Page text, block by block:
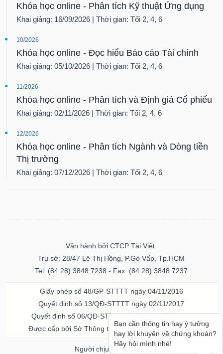
Khóa học online - Phân tích Kỹ thuật Ứng dụng
Khai giảng: 16/09/2026 | Thời gian: Tối 2, 4, 6
10/2026
Khóa học online - Đọc hiểu Báo cáo Tài chính
Khai giảng: 05/10/2026 | Thời gian: Tối 2, 4, 6
11/2026
Khóa học online - Phân tích và Định giá Cổ phiếu
Khai giảng: 02/11/2026 | Thời gian: Tối 2, 4, 6
12/2026
Khóa học online - Phân tích Ngành và Dòng tiền
Thị trường
Khai giảng: 07/12/2026 | Thời gian: Tối 2, 4, 6
Vận hành bởi CTCP Tài Việt.
Trụ sở: 28/47 Lê Thị Hồng, P.Gò Vấp, Tp.HCM
Tel: (84.28) 3848 7238 - Fax: (84.28) 3848 7237
Giấy phép số 48/GP-STTTT ngày 04/11/2016
Quyết định số 13/QĐ-STTTT ngày 02/11/2017
Quyết định số 06/QĐ-STTTT-ICP ngày 20/07/2023
Được cấp bởi Sở Thông tin và Truyền thông TPHCM
Người chịu trách nhiệm
Bạn cần thông tin hay ý tưởng
hay lời khuyên về chứng khoán?
Hãy hỏi mình nhé!